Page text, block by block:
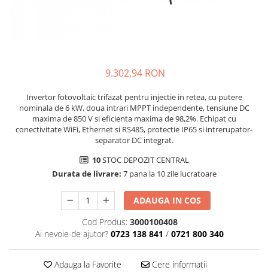
Accesorii stocare
Structura
Structura acoperis tigla
Structura acoperis tabla
Structura acoperis plat
IBC Top Fix 200
K2-Systems GmbH
9.302,94 RON
Invertor fotovoltaic trifazat pentru injectie in retea, cu putere
nominala de 6 kW, doua intrari MPPT independente, tensiune DC
maxima de 850 V si eficienta maxima de 98,2%. Echipat cu
conectivitate WiFi, Ethernet si RS485, protectie IP65 si intrerupator-
separator DC integrat.
10STOC DEPOZIT CENTRAL
Durata de livrare: 7 pana la 10 zile lucratoare
ADAUGA IN COS
Cod Produs: 3000100408
Ai nevoie de ajutor? 0723 138 841 / 0721 800 340
Adauga la Favorite Cere informatii